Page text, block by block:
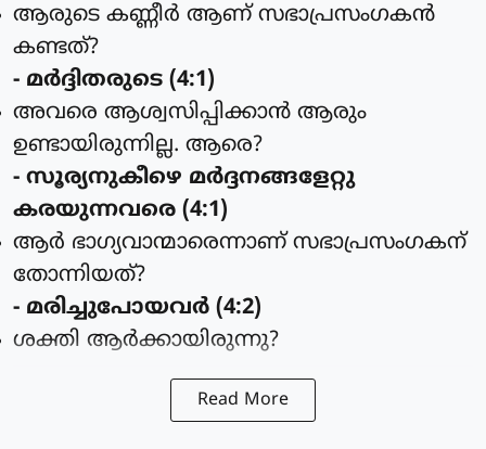
ആരുടെ കണ്ണീര്‍ ആണ് സഭാപ്രസംഗകന്‍
കണ്ടത്?
- മര്‍ദ്ദിതരുടെ (4:1)
അവരെ ആശ്വസിപ്പിക്കാന്‍ ആരും
ഉണ്ടായിരുന്നില്ല. ആരെ?
- സൂര്യനുകീഴെ മര്‍ദ്ദനങ്ങളേറ്റു
കരയുന്നവരെ (4:1)
ആര്‍ ഭാഗ്യവാന്മാരെന്നാണ് സഭാപ്രസംഗകന്
തോന്നിയത്?
- മരിച്ചുപോയവര്‍ (4:2)
ശക്തി ആര്‍ക്കായിരുന്നു?
Read More